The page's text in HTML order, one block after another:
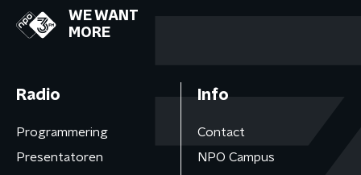
WE WANT
MORE
Radio
Programmering
Presentatoren
Info
Contact
NPO Campus